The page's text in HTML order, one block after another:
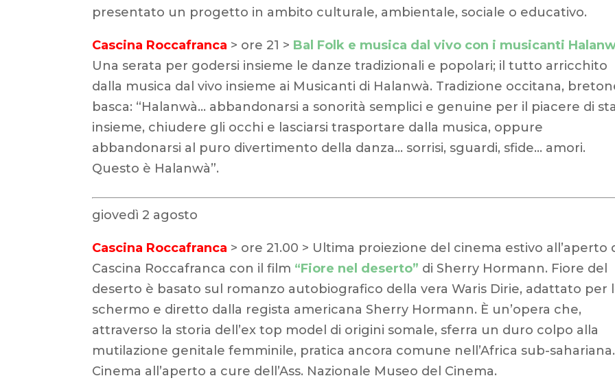
presentato un progetto in ambito culturale, ambientale, sociale o educativo.
Cascina Roccafranca > ore 21 > Bal Folk e musica dal vivo con i musicanti
Una serata per godersi insieme le danze tradizionali e popolari; il tutto arricchito
dalla musica dal vivo insieme ai Musicanti di Halanwà. Tradizione occitana,
basca: “Halanwà… abbandonarsi a sonorità semplici e genuine per il piacere di
insieme, chiudere gli occhi e lasciarsi trasportare dalla musica, oppure
abbandonarsi al puro divertimento della danza… sorrisi, sguardi, sfide… amori.
Questo è Halanwà”.
giovedì 2 agosto
Cascina Roccafranca > ore 21.00 > Ultima proiezione del cinema estivo all’aperto
Cascina Roccafranca con il film “Fiore nel deserto” di Sherry Hormann. Fiore del
deserto è basato sul romanzo autobiografico della vera Waris Dirie, adattato per
schermo e diretto dalla regista americana Sherry Hormann. È un’opera che,
attraverso la storia dell’ex top model di origini somale, sferra un duro colpo alla
mutilazione genitale femminile, pratica ancora comune nell’Africa sub-sahariana.
Cinema all’aperto a cure dell’Ass. Nazionale Museo del Cinema.